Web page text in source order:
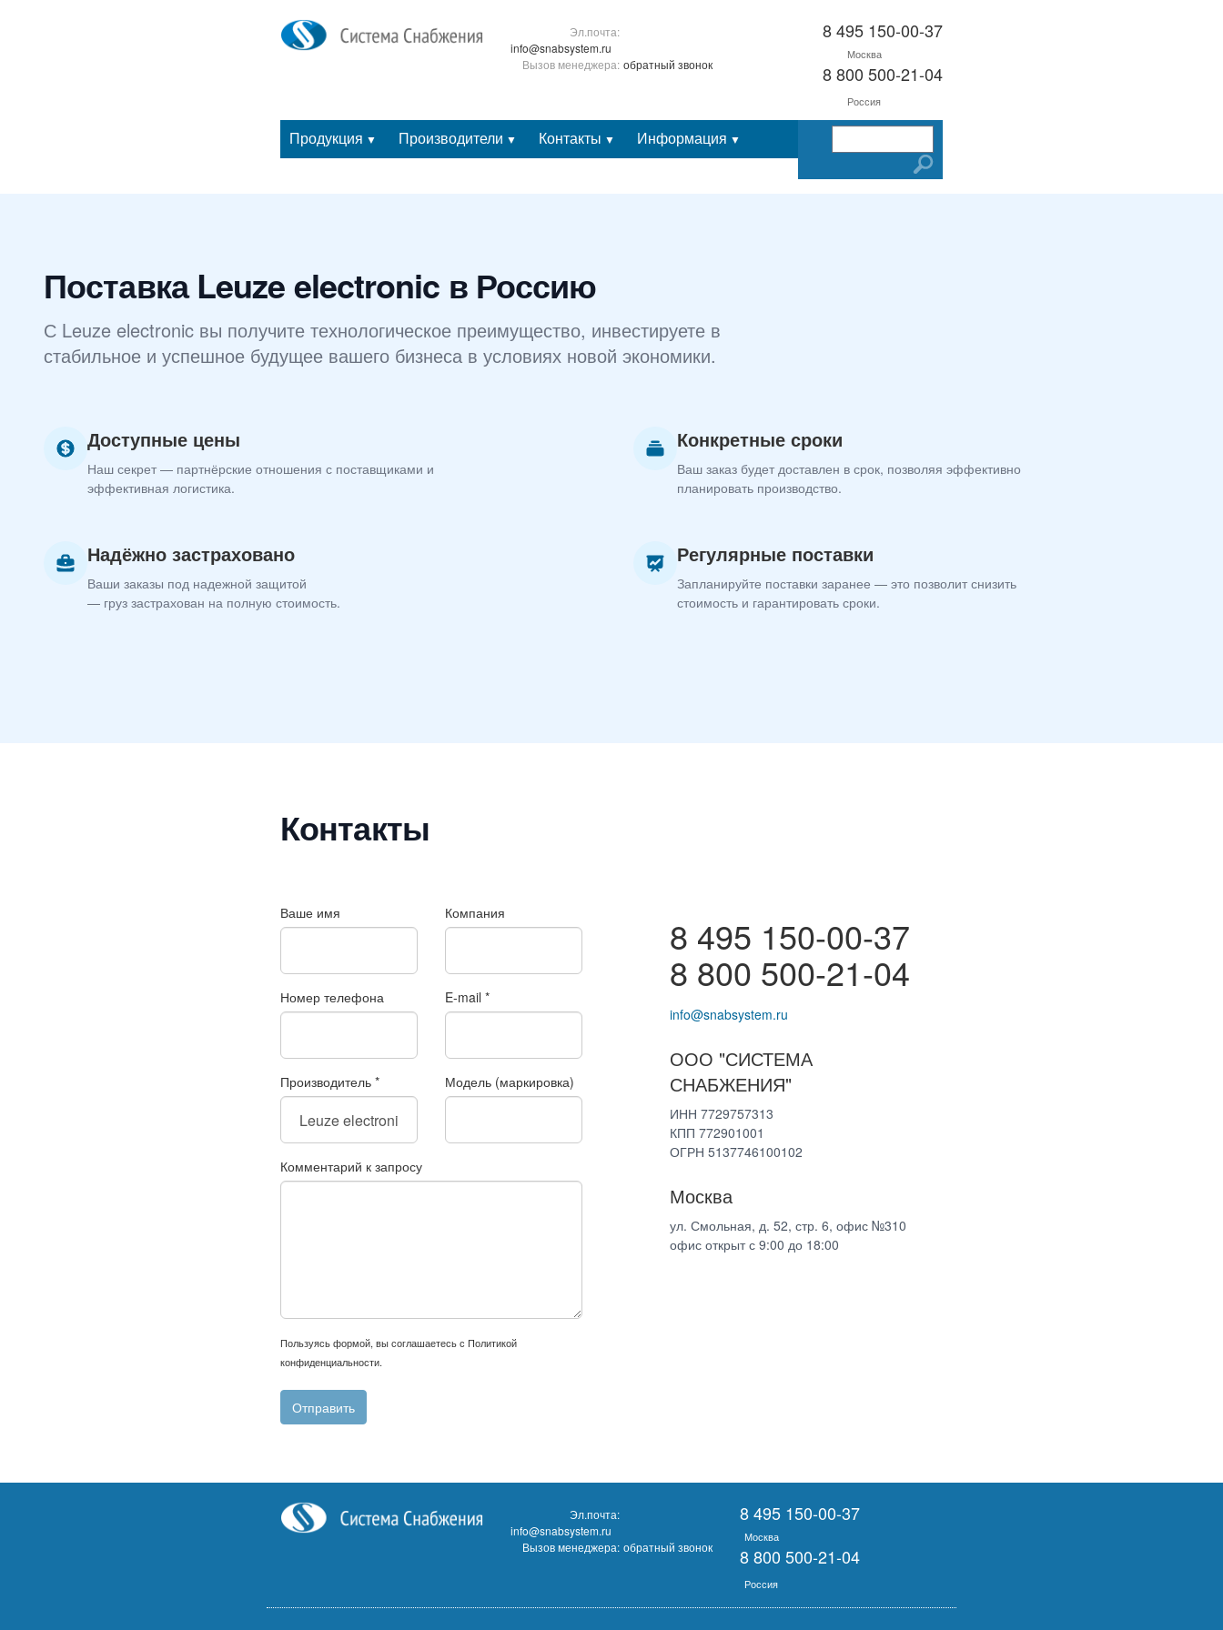
Эл.почта:
info@snabsystem.ru
Вызов менеджера: обратный звонок
8 495 150-00-37
Москва
8 800 500-21-04
Россия
Продукция ▼ Производители ▼ Контакты ▼ Информация ▼
Поставка Leuze electronic в Россию
С Leuze electronic вы получите технологическое преимущество, инвестируете в
стабильное и успешное будущее вашего бизнеса в условиях новой экономики.
Доступные цены
Наш секрет — партнёрские отношения с поставщиками и
эффективная логистика.
Конкретные сроки
Ваш заказ будет доставлен в срок, позволяя эффективно
планировать производство.
Надёжно застраховано
Ваши заказы под надежной защитой
— груз застрахован на полную стоимость.
Регулярные поставки
Запланируйте поставки заранее — это позволит снизить
стоимость и гарантировать сроки.
Контакты
Ваше имя Компания
Номер телефона E-mail *
Производитель * Модель (маркировка)
Комментарий к запросу
Пользуясь формой, вы соглашаетесь с Политикой
конфиденциальности.
8 495 150-00-37
8 800 500-21-04
info@snabsystem.ru
ООО "СИСТЕМА
СНАБЖЕНИЯ"
ИНН 7729757313
КПП 772901001
ОГРН 5137746100102
Москва
ул. Смольная, д. 52, стр. 6, офис №310
офис открыт с 9:00 до 18:00
Эл.почта:
info@snabsystem.ru
Вызов менеджера: обратный звонок
8 495 150-00-37
Москва
8 800 500-21-04
Россия